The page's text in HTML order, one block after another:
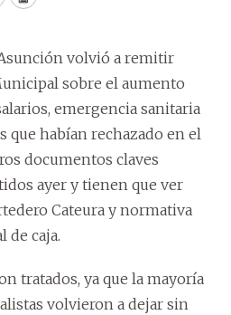
volvió a remitir
sobre el aumento
emergencia sanitaria
que habían rechazado en el
documentos claves
ayer y tienen que ver
Cateura y normativa
de caja.
tratados, ya que la mayoría
volvieron a dejar sin